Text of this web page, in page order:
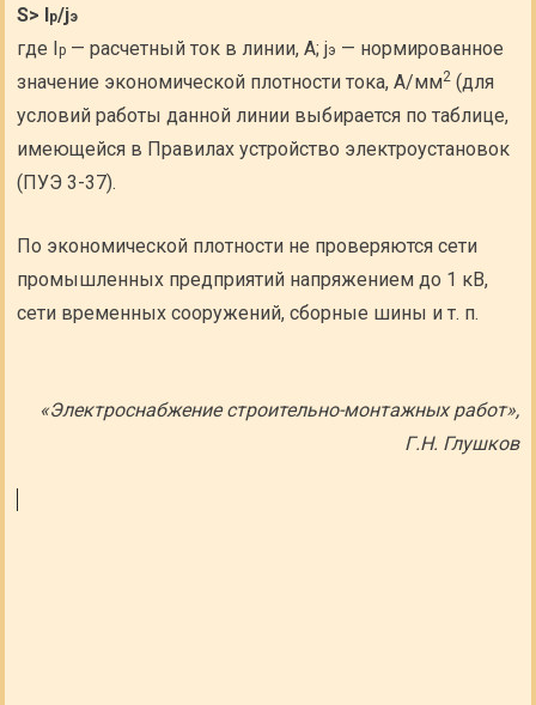
S> Iр/jэ
где Iр — расчетный ток в линии, А; jэ — нормированное
значение экономической плотности тока, А/мм2 (для
условий работы данной линии выбирается по таблице,
имеющейся в Правилах устройство электроустановок
(ПУЭ 3-37).
По экономической плотности не проверяются сети
промышленных предприятий напряжением до 1 кВ,
сети временных сооружений, сборные шины и т. п.
«Электроснабжение строительно-монтажных работ»,
Г.Н. Глушков